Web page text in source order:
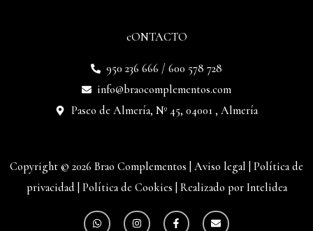
cONTACTO
950 236 666 / 600 578 728
info@braocomplementos.com
Paseo de Almería, Nº 45, 04001 , Almería
Copyright © 2026 Brao Complementos | Aviso legal Política de
privacidad Política de Cookies Realizado por Intelidea
W
h
I
n
F
a
E
n